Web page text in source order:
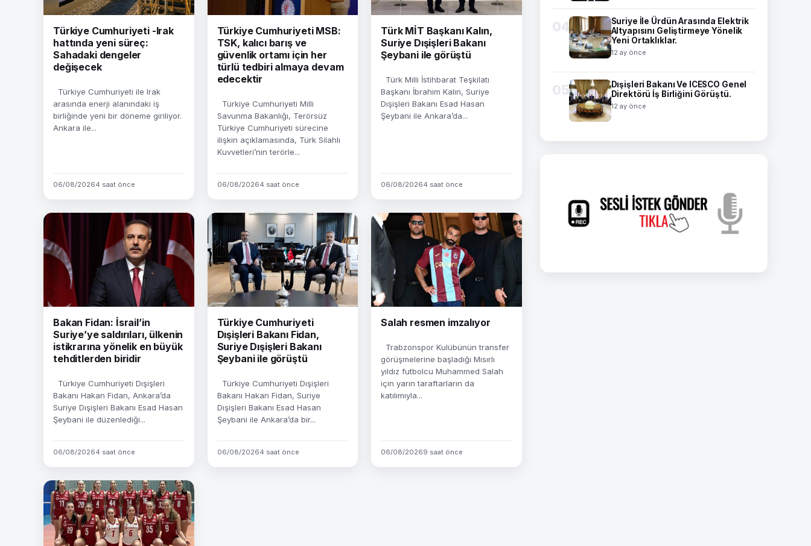
Türkiye Cumhuriyeti -Irak
hattında yeni süreç:
Sahadaki dengeler
değişecek
Türkiye Cumhuriyeti ile Irak
arasında enerji alanındaki iş
birliğinde yeni bir döneme giriliyor.
Ankara ile...
06/08/20264 saat önce
Türkiye Cumhuriyeti MSB:
TSK, kalıcı barış ve
güvenlik ortamı için her
türlü tedbiri almaya devam
edecektir
Türkiye Cumhuriyeti Milli
Savunma Bakanlığı, Terörsüz
Türkiye Cumhuriyeti sürecine
ilişkin açıklamasında, Türk Silahlı
Kuvvetleri’nin terörle...
06/08/20264 saat önce
Türk MİT Başkanı Kalın,
Suriye Dışişleri Bakanı
Şeybani ile görüştü
Türk Milli İstihbarat Teşkilatı
Başkanı İbrahim Kalın, Suriye
Dışişleri Bakanı Esad Hasan
Şeybani ile Ankara’da...
06/08/20264 saat önce
Bakan Fidan: İsrail’in
Suriye’ye saldırıları, ülkenin
istikrarına yönelik en büyük
tehditlerden biridir
Türkiye Cumhuriyeti Dışişleri
Bakanı Hakan Fidan, Ankara’da
Suriye Dışişleri Bakanı Esad Hasan
Şeybani ile düzenlediği...
06/08/20264 saat önce
Türkiye Cumhuriyeti
Dışişleri Bakanı Fidan,
Suriye Dışişleri Bakanı
Şeybani ile görüştü
Türkiye Cumhuriyeti Dışişleri
Bakanı Hakan Fidan, Suriye
Dışişleri Bakanı Esad Hasan
Şeybani ile Ankara’da bir...
06/08/20264 saat önce
Salah resmen imzalıyor
Trabzonspor Kulübünün transfer
görüşmelerine başladığı Mısırlı
yıldız futbolcu Muhammed Salah
için yarın taraftarların da
katılımıyla...
06/08/20269 saat önce
04
Suriye İle Ürdün Arasında Elektrik
Altyapısını Geliştirmeye Yönelik
Yeni Ortaklıklar.
12 ay önce
05
Dışişleri Bakanı Ve ICESCO Genel
Direktörü İş Birliğini Görüştü.
12 ay önce